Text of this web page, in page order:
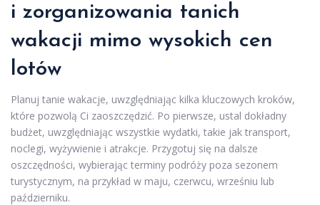
i zorganizowania tanich
wakacji mimo wysokich cen
lotów
Planuj tanie wakacje, uwzględniając kilka kluczowych kroków,
które pozwolą Ci zaoszczędzić. Po pierwsze, ustal dokładny
budżet, uwzględniając wszystkie wydatki, takie jak transport,
noclegi, wyżywienie i atrakcje. Przygotuj się na dalsze
oszczędności, wybierając terminy podróży poza sezonem
turystycznym, na przykład w maju, czerwcu, wrześniu lub
październiku.